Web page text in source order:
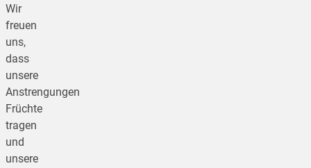
Wir
freuen
uns,
dass
unsere
Anstrengungen
Früchte
tragen
und
unsere